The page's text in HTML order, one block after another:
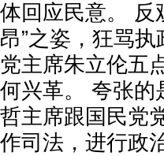
体回应民意。 反
昂”之姿，狂骂
党主席朱立伦五
何兴革。 夸张的
哲主席跟国民党
作司法，进行政